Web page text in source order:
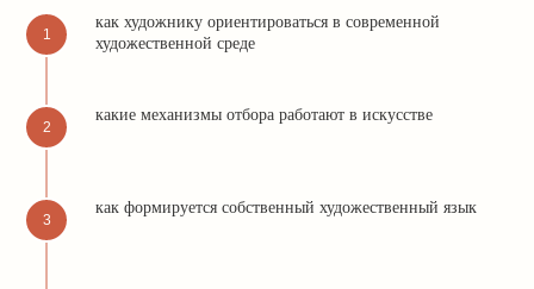
как художнику ориентироваться в современной
художественной среде
какие механизмы отбора работают в искусстве
как формируется собственный художественный язык